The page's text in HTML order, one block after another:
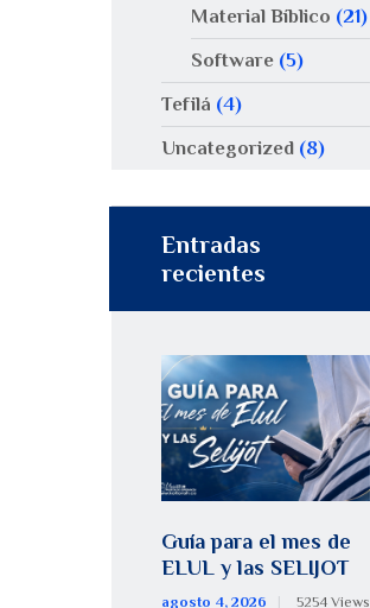
Material Bíblico (21)
Software(5)
Tefilá (4)
Uncategorized (8)
Entradas
recientes
Guía para el mes de
ELUL y las SELIJOT
agosto 4, 2026 5254 Views